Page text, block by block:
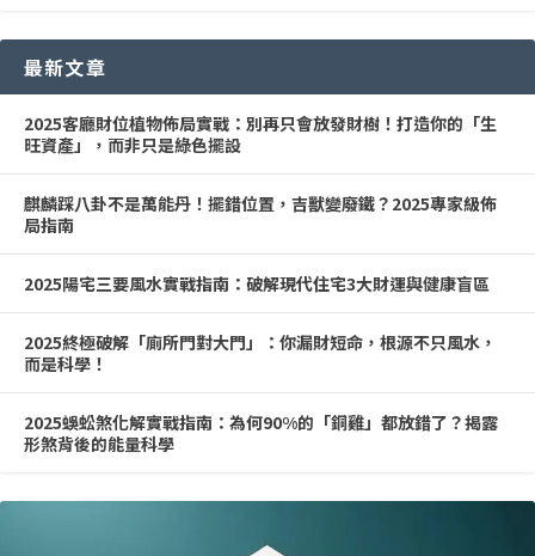
最新文章
2025客廳財位植物佈局實戰：別再只會放發財樹！打造你的「生
旺資產」，而非只是綠色擺設
麒麟踩八卦不是萬能丹！擺錯位置，吉獸變廢鐵？2025專家級佈
局指南
2025陽宅三要風水實戰指南：破解現代住宅3大財運與健康盲區
2025終極破解「廁所門對大門」：你漏財短命，根源不只風水，
而是科學！
2025蜈蚣煞化解實戰指南：為何90%的「銅雞」都放錯了？揭露
形煞背後的能量科學